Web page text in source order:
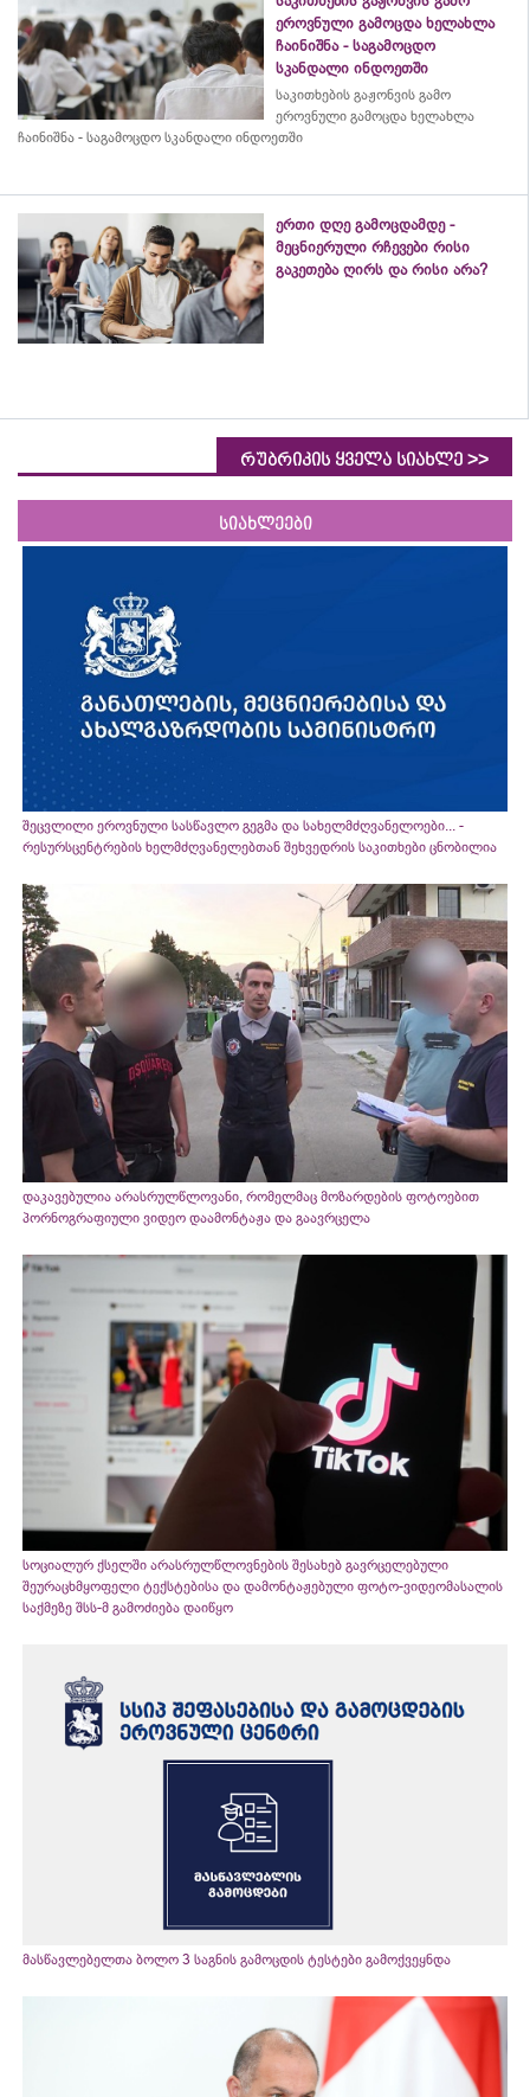
ეროვნული გამოცდა ხელახლა
ჩაინიშნა - საგამოცდო
სკანდალი ინდოეთში
საკითხების გაჟონვის გამო
ეროვნული გამოცდა ხელახლა
ჩაინიშნა - საგამოცდო სკანდალი ინდოეთში
ერთი დღე გამოცდამდე -
მეცნიერული რჩევები რისი
გაკეთება ღირს და რისი არა?
რუბრიკის ყველა სიახლე >>
სიახლეები
შეცვლილი ეროვნული სასწავლო გეგმა და სახელმძღვანელოები... -
რესურსცენტრების ხელმძღვანელებთან შეხვედრის საკითხები ცნობილია
დაკავებულია არასრულწლოვანი, რომელმაც მოზარდების ფოტოებით
პორნოგრაფიული ვიდეო დაამონტაჟა და გაავრცელა
სოციალურ ქსელში არასრულწლოვნების შესახებ გავრცელებული
შეურაცხმყოფელი ტექსტებისა და დამონტაჟებული ფოტო-ვიდეომასალის
საქმეზე შსს-მ გამოძიება დაიწყო
მასწავლებელთა ბოლო 3 საგნის გამოცდის ტესტები გამოქვეყნდა